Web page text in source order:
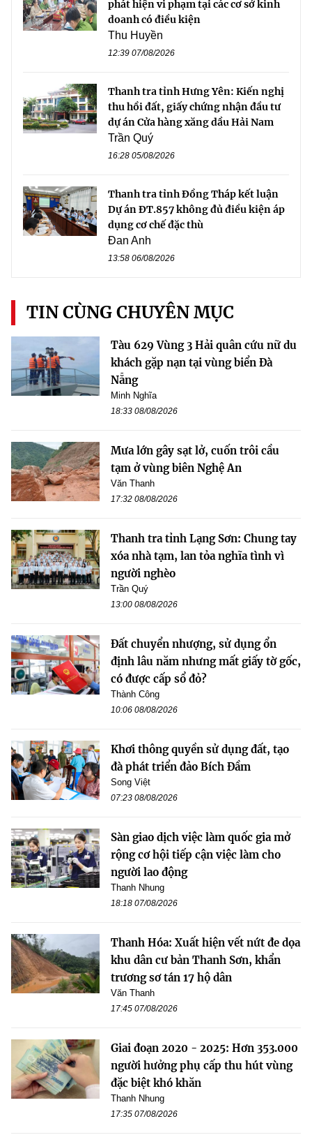
phát hiện vi phạm tại các cơ sở kinh
doanh có điều kiện
Thu Huyền
12:39 07/08/2026
Thanh tra tỉnh Hưng Yên: Kiến nghị
thu hồi đất, giấy chứng nhận đầu tư
dự án Cửa hàng xăng dầu Hải Nam
Trần Quý
16:28 05/08/2026
Thanh tra tỉnh Đồng Tháp kết luận
Dự án ĐT.857 không đủ điều kiện áp
dụng cơ chế đặc thù
Đan Anh
13:58 06/08/2026
TIN CÙNG CHUYÊN MỤC
Tàu 629 Vùng 3 Hải quân cứu nữ du
khách gặp nạn tại vùng biển Đà
Nẵng
Minh Nghĩa
18:33 08/08/2026
Mưa lớn gây sạt lở, cuốn trôi cầu
tạm ở vùng biên Nghệ An
Văn Thanh
17:32 08/08/2026
Thanh tra tỉnh Lạng Sơn: Chung tay
xóa nhà tạm, lan tỏa nghĩa tình vì
người nghèo
Trần Quý
13:00 08/08/2026
Đất chuyển nhượng, sử dụng ổn
định lâu năm nhưng mất giấy tờ gốc,
có được cấp sổ đỏ?
Thành Công
10:06 08/08/2026
Khơi thông quyền sử dụng đất, tạo
đà phát triển đảo Bích Đầm
Song Việt
07:23 08/08/2026
Sàn giao dịch việc làm quốc gia mở
rộng cơ hội tiếp cận việc làm cho
người lao động
Thanh Nhung
18:18 07/08/2026
Thanh Hóa: Xuất hiện vết nứt đe dọa
khu dân cư bản Thanh Sơn, khẩn
trương sơ tán 17 hộ dân
Văn Thanh
17:45 07/08/2026
Giai đoạn 2020 - 2025: Hơn 353.000
người hưởng phụ cấp thu hút vùng
đặc biệt khó khăn
Thanh Nhung
17:35 07/08/2026